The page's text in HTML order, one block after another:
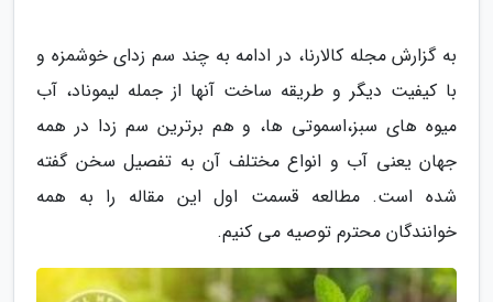
به گزارش مجله کالارنا، در ادامه به چند سم زدای خوشمزه و
با کیفیت دیگر و طریقه ساخت آنها از جمله لیموناد، آب
میوه های سبز،اسموتی ها، و هم برترین سم زدا در همه
جهان یعنی آب و انواع مختلف آن به تفصیل سخن گفته
شده است. مطالعه قسمت اول این مقاله را به همه
خوانندگان محترم توصیه می کنیم.